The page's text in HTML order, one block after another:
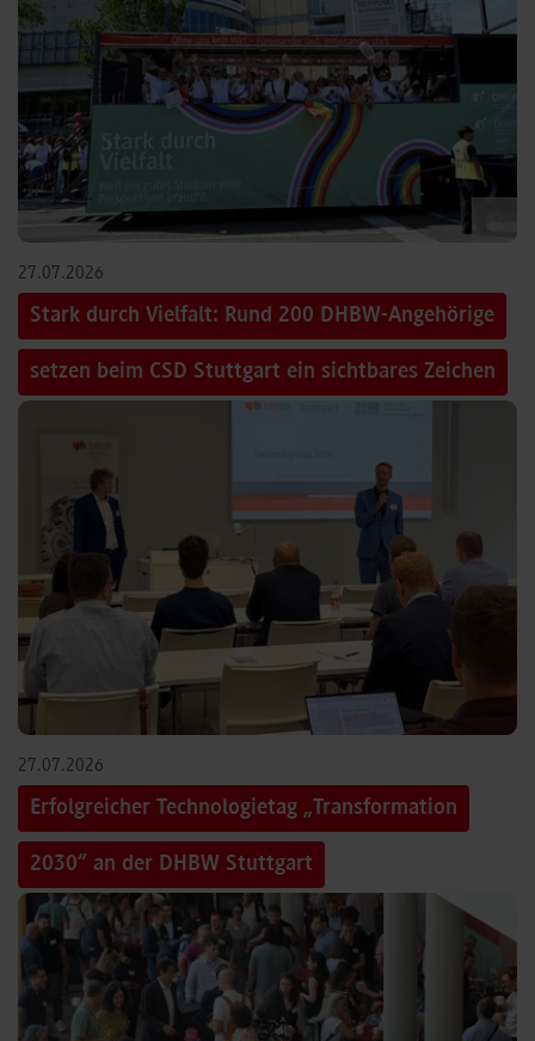
27.07.2026
Stark durch Vielfalt: Rund 200 DHBW-Angehörige
setzen beim CSD Stuttgart ein sichtbares Zeichen
27.07.2026
Erfolgreicher Technologietag „Transformation
2030“ an der DHBW Stuttgart